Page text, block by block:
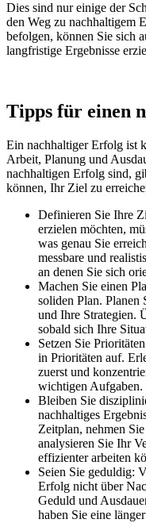
Dies sind nur einige der
den Weg zu nachhaltigem
befolgen, können Sie sich
langfristige Ergebnisse
Tipps für einen
Ein nachhaltiger Erfolg ist
Arbeit, Planung und
nachhaltigen Erfolg sind,
können, Ihr Ziel zu
Definieren Sie Ihre
erzielen möchten,
was genau Sie
messbare und
an denen Sie sich
Machen Sie einen
soliden Plan. Planen
und Ihre Strategien.
sobald sich Ihre
Setzen Sie
in Prioritäten auf.
zuerst und
wichtigen Aufgaben.
Bleiben Sie
nachhaltiges
Zeitplan, nehmen
analysieren Sie Ihr
effizienter arbeiten
Seien Sie geduldig:
Erfolg nicht über
Geduld und
haben Sie eine